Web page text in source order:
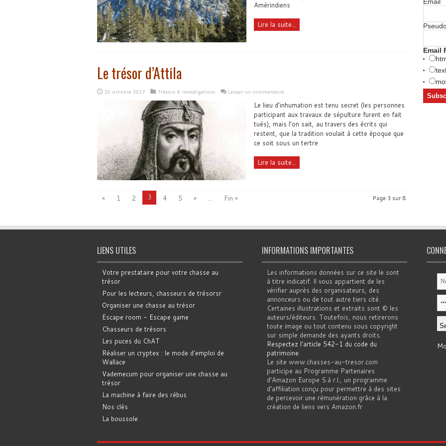
Amérindiens
Lire la suite...
Le trésor d’Attila
20 octobre 2017 Trésors & Investigations Laisser un commentaire
Le lieu d’inhumation est tenu secret (les personnes
participant aux travaux de sépulture furent en fait
tués), mais l’on sait, au travers des écrits qui
restent, que la tradition voulait à cette époque que
ce soit sous un tertre
Lire la suite...
Page 3 sur 8
« 1 2 3 4 5 » ... Fin »
Email
LIENS UTILES
Votre prestataire pour votre chasse au
trésor
Pour les lecteurs, chasseurs de trésorsr
Organiser une chasse au trésor
Escape room - Escape game
Chasseurs de trésors
Les puces du ChAT
Réaliser un cryptex : le mode d'emploi de
Wallace
Vademecum pour organiser une chasse au
trésor
La machine à faire des rébus
Nos clés
La boussole
INFORMATIONS IMPORTANTES
Les informations données sur ce site le sont
à titre indicatif. Il vous appartient de les
vérifier auprès des organisateurs, des
annonceurs ou de tout autre tiers cité.
Certaines illustrations et extraits sont © les
auteurs/éditeurs. Toutefois, nous retirerons
toute image ou tout contenu sous copyright
sur simple demande des ayants droits.
Respectez l'article 542-1 du code du
patrimoine.
Le site www.chasses-au-tresor.com
participe au Programme Partenaires
d’Amazon Europe S.à r.l., un programme
d’affiliation conçu pour permettre à des sites
de percevoir une rémunération grâce à la
création de liens vers Amazon.fr